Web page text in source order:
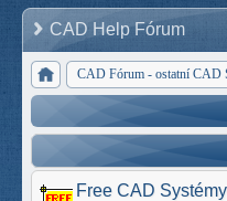
CAD Help Fórum
CAD Fórum - ostatní CAD
Free CAD Systémy